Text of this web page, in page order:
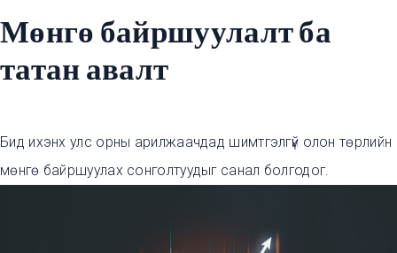
Мөнгө байршуулалт ба
татан авалт
Бид ихэнх улс орны арилжаачдад шимтгэлгүй олон төрлийн
мөнгө байршуулах сонголтуудыг санал болгодог.